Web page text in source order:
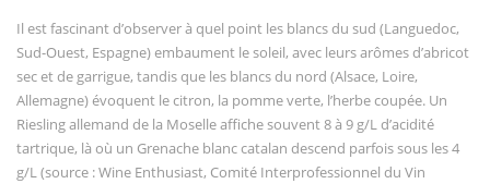
Il est fascinant d’observer à quel point les blancs du sud (Languedoc,
Sud-Ouest, Espagne) embaument le soleil, avec leurs arômes d’abricot
sec et de garrigue, tandis que les blancs du nord (Alsace, Loire,
Allemagne) évoquent le citron, la pomme verte, l’herbe coupée. Un
Riesling allemand de la Moselle affiche souvent 8 à 9 g/L d’acidité
tartrique, là où un Grenache blanc catalan descend parfois sous les 4
g/L (source : Wine Enthusiast, Comité Interprofessionnel du Vin